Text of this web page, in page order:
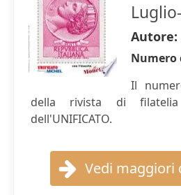
Autore:
Numero
Il
della rivista di
dell'UNIFICATO.
Vedi maggiori